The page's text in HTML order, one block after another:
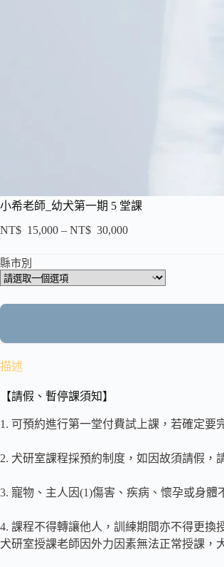
小希老師_幼犬第一期 5 堂課
NT$ 15,000 – NT$ 30,000
縣市別
描述
【請假、暫停課須知】
1. 可預約進行第一堂付費試上課，若確定要
2. 犬研室課程採預約制度，如因故須請假，
3. 寵物、主人因(1)傷害、疾病、懷孕或身
4. 課程不得轉讓他人，訓練期間亦不得更換
犬研室授課老師因外力因素無法正常授課，